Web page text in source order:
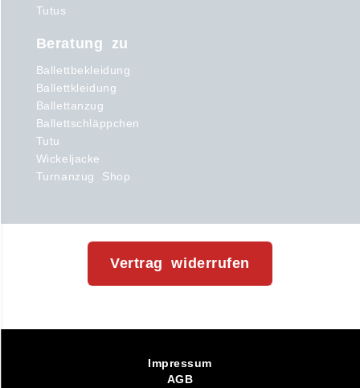
Tutus
Beratung zu
Ballettbekleidung
Ballettkleidung
Ballettanzug
Ballettschläppchen
Tutu
Wickeljacke
Turnanzug Shop
Vertrag widerrufen
Impressum
AGB